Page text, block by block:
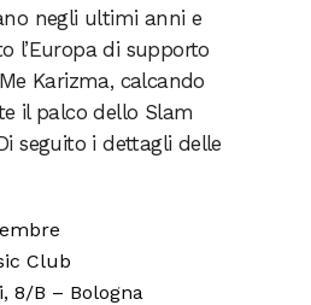
negli ultimi anni e
l’Europa di supporto
Karizma, calcando
il palco dello Slam
seguito i dettagli delle
Club
8/B – Bologna